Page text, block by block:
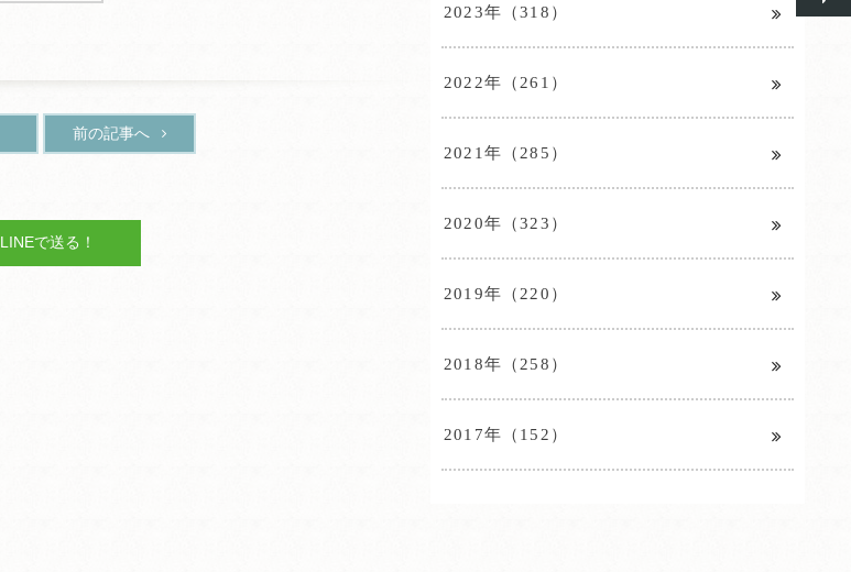
前の記事へ
LINEで送る！
2023年（318）
2022年（261）
2021年（285）
2020年（323）
2019年（220）
2018年（258）
2017年（152）